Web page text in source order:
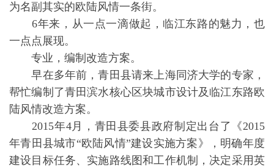
为名副其实的欧陆风情一条街。
6年来，从一点一滴做起，临江东路的魅力，也
一点点展现。
专业，编制改造方案。
早在多年前，青田县请来上海同济大学的专家，
帮忙编制了青田滨水核心区块城市设计及临江东路欧
陆风情改造方案。
2015年4月，青田县委县政府制定出台了《2015
年青田县城市“欧陆风情”建设实施方案》，明确年度
建设目标任务、实施路线图和工作机制，决定采用英